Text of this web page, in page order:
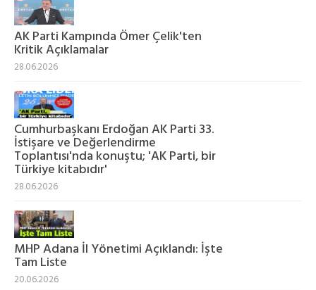
AK Parti Kampında Ömer Çelik'ten
Kritik Açıklamalar
28.06.2026
Cumhurbaşkanı Erdoğan AK Parti 33.
İstişare ve Değerlendirme
Toplantısı'nda konuştu; 'AK Parti, bir
Türkiye kitabıdır'
28.06.2026
MHP Adana İl Yönetimi Açıklandı: İşte
Tam Liste
20.06.2026